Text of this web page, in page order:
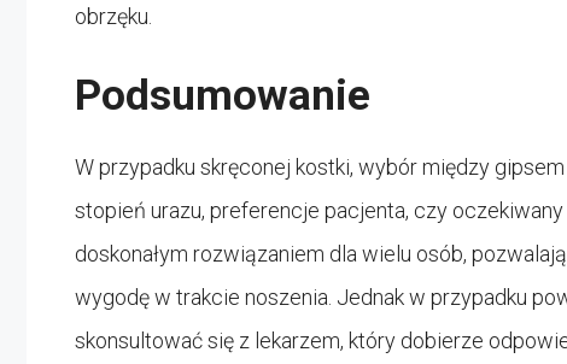
obrzęku.
Podsumowanie
W przypadku skręconej kostki, wybór między
stopień urazu, preferencje pacjenta, czy
doskonałym rozwiązaniem dla wielu osób,
wygodę w trakcie noszenia. Jednak w przypadku
skonsultować się z lekarzem, który dobierze